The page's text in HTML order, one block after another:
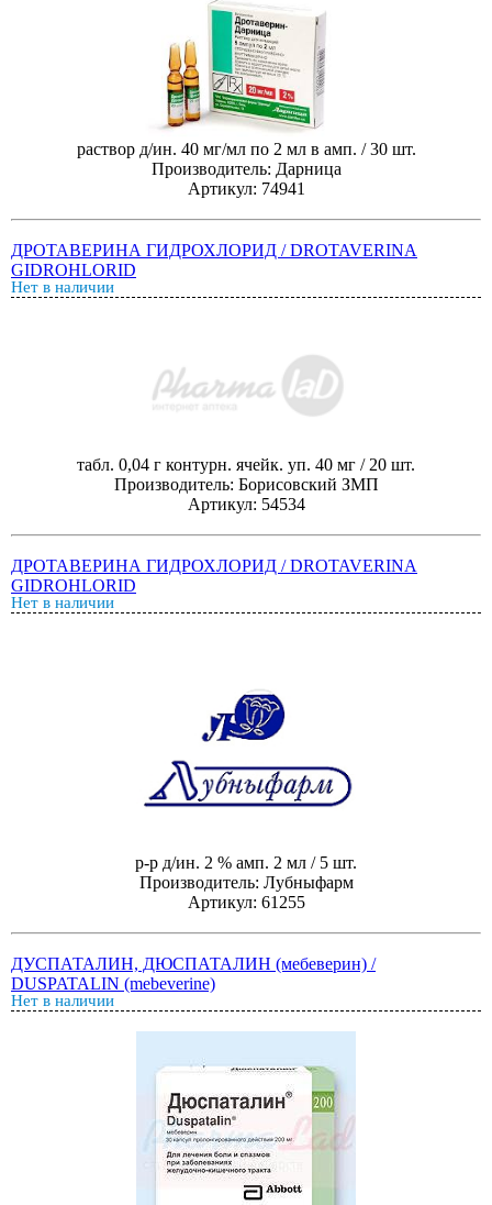
раствор д/ин. 40 мг/мл по 2 мл в амп. / 30 шт.
Производитель: Дарница
Артикул: 74941
ДРОТАВЕРИНА ГИДРОХЛОРИД / DROTAVERINA
GIDROHLORID
Нет в наличии
табл. 0,04 г контурн. ячейк. уп. 40 мг / 20 шт.
Производитель: Борисовский ЗМП
Артикул: 54534
ДРОТАВЕРИНА ГИДРОХЛОРИД / DROTAVERINA
GIDROHLORID
Нет в наличии
р-р д/ин. 2 % амп. 2 мл / 5 шт.
Производитель: Лубныфарм
Артикул: 61255
ДУСПАТАЛИН, ДЮСПАТАЛИН (мебеверин) /
DUSPATALIN (mebeverine)
Нет в наличии